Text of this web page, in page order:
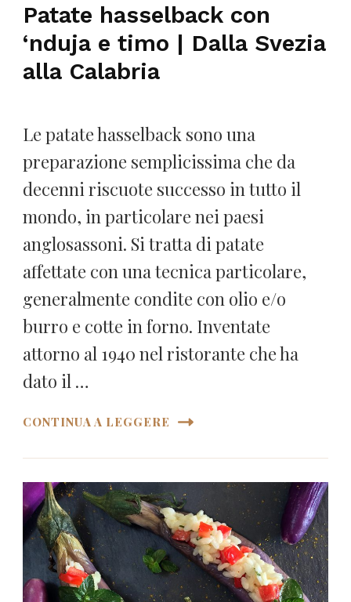
Patate hasselback con
‘nduja e timo | Dalla Svezia
alla Calabria
Le patate hasselback sono una
preparazione semplicissima che da
decenni riscuote successo in tutto il
mondo, in particolare nei paesi
anglosassoni. Si tratta di patate
affettate con una tecnica particolare,
generalmente condite con olio e/o
burro e cotte in forno. Inventate
attorno al 1940 nel ristorante che ha
dato il …
CONTINUA A LEGGERE